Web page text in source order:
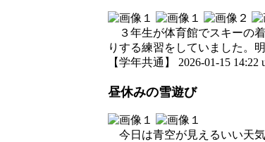
３年生が体育館でスキーの
りする練習をしていました。
【学年共通】 2026-01-15 14:22
昼休みの雪遊び
今日は青空が見えるいい天